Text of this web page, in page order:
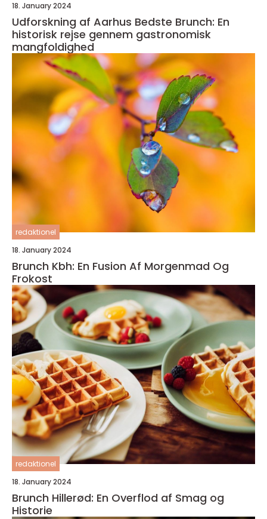
18. January 2024
Udforskning af Aarhus Bedste Brunch: En
historisk rejse gennem gastronomisk
mangfoldighed
redaktionel
18. January 2024
Brunch Kbh: En Fusion Af Morgenmad Og
Frokost
redaktionel
18. January 2024
Brunch Hillerød: En Overflod af Smag og
Historie